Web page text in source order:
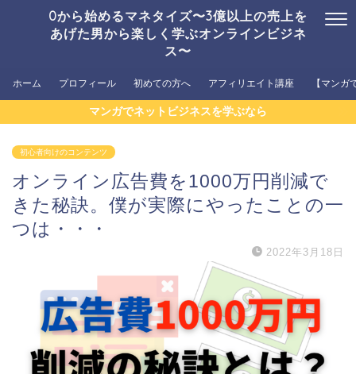
0から始めるマネタイズ〜3億以上の売上を
あげた男から楽しく学ぶオンラインビジネ
ス〜
ホーム プロフィール 初めての方へ アフィリエイト講座 【マン
マンガでネットビジネスを学ぶなら
初心者向けのコンテンツ
オンライン広告費を1000万円削減で
きた秘訣。僕が実際にやったことの一
つは・・・
2022年3月18日